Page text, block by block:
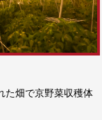
た畑で京野菜収穫体